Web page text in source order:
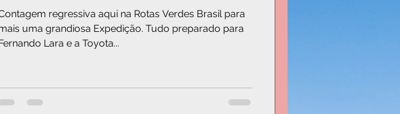
regressiva aqui na Rotas Verdes Brasil para
uma grandiosa Expedição. Tudo preparado para
Lara e a Toyota...